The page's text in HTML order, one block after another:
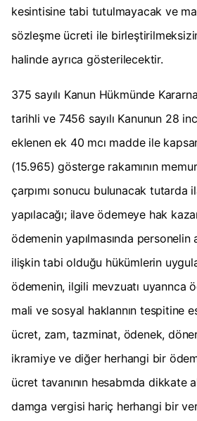
kesintisine tabi tutulmayacak ve
sözleşme ücreti ile
halinde ayrıca gösterilecektir.
375 sayılı Kanun Hükmünde
tarihli ve 7456 sayılı Kanunun 28
eklenen ek 40 mcı madde ile
(15.965) gösterge rakamının
çarpımı sonucu bulunacak tutarda
yapılacağı; ilave ödemeye hak
ödemenin yapılmasında personelin
ilişkin tabi olduğu hükümlerin
ödemenin, ilgili mevzuatı uyannca
mali ve sosyal haklannın tespitine
ücret, zam, tazminat, ödenek,
ikramiye ve diğer herhangi bir
ücret tavanının hesabmda dikkate
damga vergisi hariç herhangi bir